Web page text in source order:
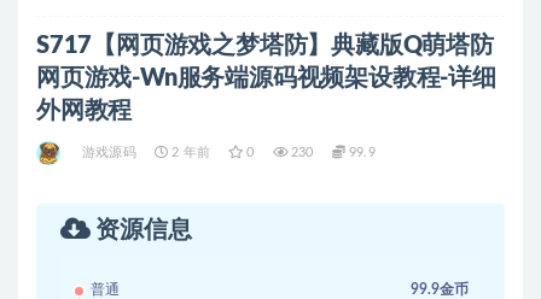
S717【网页游戏之梦塔防】典藏版Q萌塔防
网页游戏-Wn服务端源码视频架设教程-详细
外网教程
游戏源码 2 年前 0 230 99.9
资源信息
普通 99.9金币